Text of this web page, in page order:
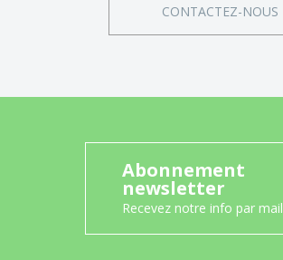
CONTACTEZ-NOUS
Abonnement
newsletter
Recevez notre info par mail